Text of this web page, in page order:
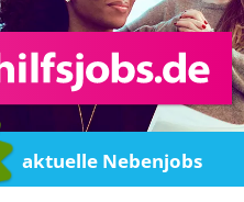
aktuelle Nebenjobs